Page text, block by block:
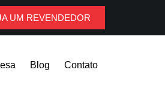
UM REVENDEDOR
Blog Contato